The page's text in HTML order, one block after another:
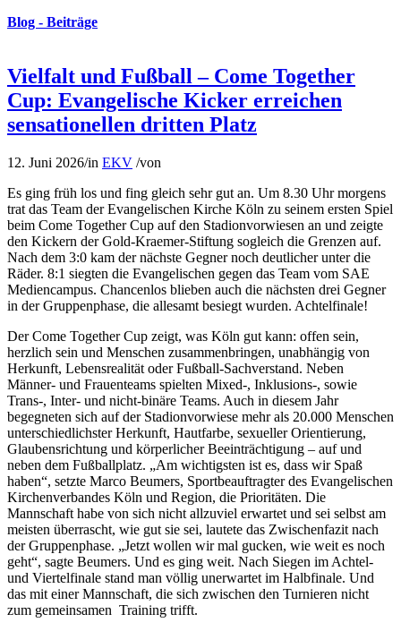
Blog - Beiträge
Vielfalt und Fußball – Come Together
Cup: Evangelische Kicker erreichen
sensationellen dritten Platz
12. Juni 2026/in EKV /von
Es ging früh los und fing gleich sehr gut an. Um 8.30 Uhr morgens
trat das Team der Evangelischen Kirche Köln zu seinem ersten Spiel
beim Come Together Cup auf den Stadionvorwiesen an und zeigte
den Kickern der Gold-Kraemer-Stiftung sogleich die Grenzen auf.
Nach dem 3:0 kam der nächste Gegner noch deutlicher unter die
Räder. 8:1 siegten die Evangelischen gegen das Team vom SAE
Mediencampus. Chancenlos blieben auch die nächsten drei Gegner
in der Gruppenphase, die allesamt besiegt wurden. Achtelfinale!
Der Come Together Cup zeigt, was Köln gut kann: offen sein,
herzlich sein und Menschen zusammenbringen, unabhängig von
Herkunft, Lebensrealität oder Fußball-Sachverstand. Neben
Männer- und Frauenteams spielten Mixed-, Inklusions-, sowie
Trans-, Inter- und nicht-binäre Teams. Auch in diesem Jahr
begegneten sich auf der Stadionvorwiese mehr als 20.000 Menschen
unterschiedlichster Herkunft, Hautfarbe, sexueller Orientierung,
Glaubensrichtung und körperlicher Beeinträchtigung – auf und
neben dem Fußballplatz. „Am wichtigsten ist es, dass wir Spaß
haben“, setzte Marco Beumers, Sportbeauftragter des Evangelischen
Kirchenverbandes Köln und Region, die Prioritäten. Die
Mannschaft habe von sich nicht allzuviel erwartet und sei selbst am
meisten überrascht, wie gut sie sei, lautete das Zwischenfazit nach
der Gruppenphase. „Jetzt wollen wir mal gucken, wie weit es noch
geht“, sagte Beumers. Und es ging weit. Nach Siegen im Achtel-
und Viertelfinale stand man völlig unerwartet im Halbfinale. Und
das mit einer Mannschaft, die sich zwischen den Turnieren nicht
zum gemeinsamen Training trifft.